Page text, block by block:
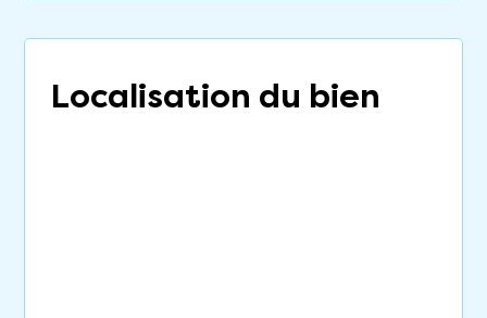
Localisation du bien